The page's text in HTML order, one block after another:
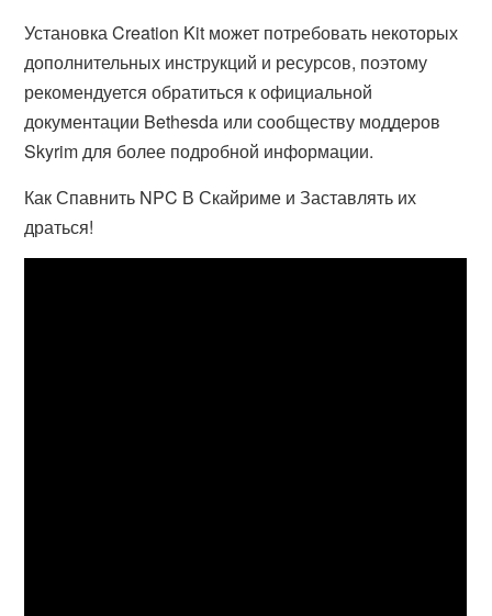
Установка Creation Kit может потребовать некоторых
дополнительных инструкций и ресурсов, поэтому
рекомендуется обратиться к официальной
документации Bethesda или сообществу моддеров
Skyrim для более подробной информации.
Как Спавнить NPC В Скайриме и Заставлять их
драться!